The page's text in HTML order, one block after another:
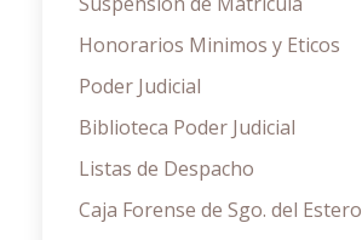
Honorarios Minimos y Eticos
Poder Judicial
Biblioteca Poder Judicial
Listas de Despacho
Caja Forense de Sgo. del Estero